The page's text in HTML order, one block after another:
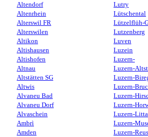
Altendorf
Altenrhein
Alterswil FR
Alterswilen
Altikon
Altishausen
Altishofen
Altnau
Altstätten SG
Altwis
Alvaneu Bad
Alvaneu Dorf
Alvaschein
Ambrì
Amden
Lutry
Lütschental
Lützelflüh-
Lutzenberg
Luven
Luzein
Luzern-
Luzern-
Luzern-
Luzern-
Luzern-
Luzern-
Luzern-
Luzern-
Luzern-